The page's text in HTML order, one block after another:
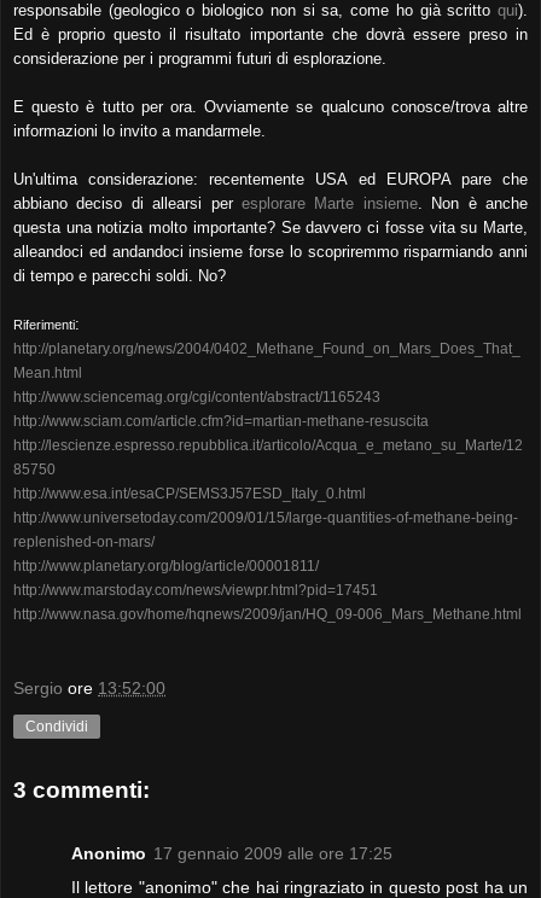
responsabile (geologico o biologico non si sa, come ho già scritto qui).
Ed è proprio questo ilrisultato importante che dovrà essere preso in
considerazione per i programmi futuri di esplorazione.
E questo è tutto per ora. Ovviamente se qualcuno conosce/trova altre
informazioni lo invito a mandarmele.
Un'ultima considerazione: recentemente USA ed EUROPA pare che
abbiano deciso di allearsi per esplorare Marte insieme.
Non è anche
questa una notizia molto importante? Se davvero ci fosse vita su Marte,
alleandoci ed andandociinsieme forse lo scopriremmo risparmiando anni
di tempo e parecchi soldi. No?
Riferimenti:
http://planetary.org/news/2004/0402_Methane_Found_on_Mars_Does_That_
Mean.html
http://www.sciencemag.org/cgi/content/abstract/1165243
http://www.sciam.com/article.cfm?id=martian-methane-resuscita
http://lescienze.espresso.repubblica.it/articolo/Acqua_e_metano_su_Marte/12
85750
http://www.esa.int/esaCP/SEMS3J57ESD_Italy_0.html
http://www.universetoday.com/2009/01/15/large-quantities-of-methane-being-
replenished-on-mars/
http://www.planetary.org/blog/article/00001811/
http://www.marstoday.com/news/viewpr.html?pid=17451
http://www.nasa.gov/home/hqnews/2009/jan/HQ_09-006_Mars_Methane.html
Sergio ore 13:52:00
Condividi
3 commenti:
Anonimo 17 gennaio 2009 alle ore 17:25
Il lettore "anonimo" che hai ringraziato in questo post ha un